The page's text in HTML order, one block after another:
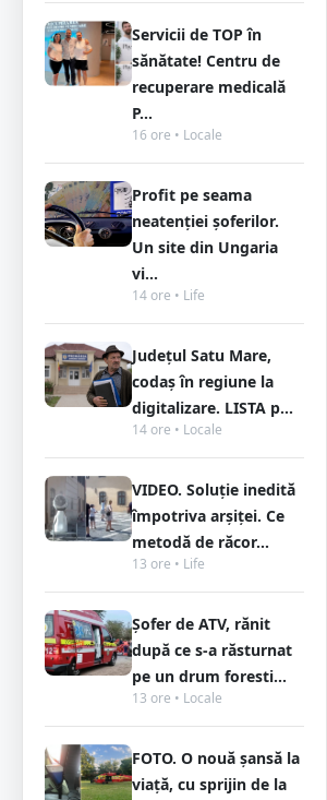
Servicii de TOP în
sănătate! Centru de
recuperare medicală
P...
16 ore • Locale
Profit pe seama
neatenției șoferilor.
Un site din Ungaria
vi...
14 ore • Life
Județul Satu Mare,
codaș în regiune la
digitalizare. LISTA p...
14 ore • Locale
VIDEO. Soluție inedită
împotriva arșiței. Ce
metodă de răcor...
13 ore • Life
Șofer de ATV, rănit
după ce s-a răsturnat
pe un drum foresti...
13 ore • Locale
FOTO. O nouă șansă la
viață, cu sprijin de la